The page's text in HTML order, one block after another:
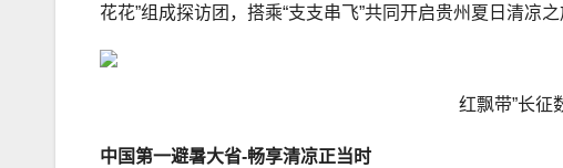
花花”组成探访团，搭乘“支支串飞”共同开启贵州夏日清凉之
红飘带”长征
中国第一避暑大省-畅享清凉正当时